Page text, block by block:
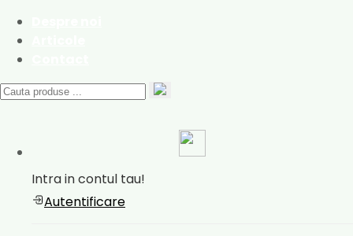
Intra in contul tau!
Autentificare